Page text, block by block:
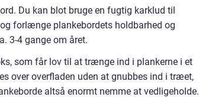
Du kan blot bruge en fugtig karklud til
forlænge plankebordets holdbarhed og
3-4 gange om året.
som får lov til at trænge ind i plankerne i et
over overfladen uden at gnubbes ind i træet,
altså enormt nemme at vedligeholde.